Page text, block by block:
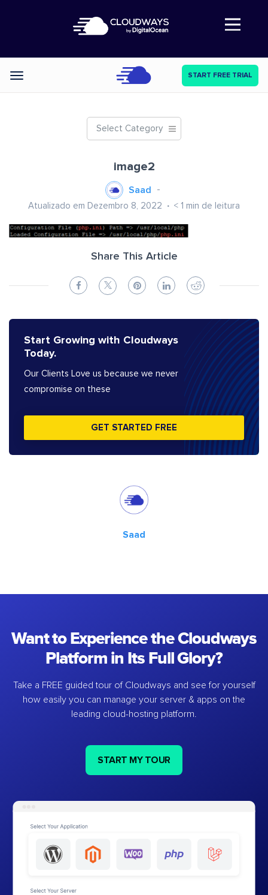
Abre a navegação
Categories START FREE TRIAL
Select Category
image2
Saad
Atualizado em Dezembro 8, 2022 < 1 min de leitura
Share This Article
Start Growing with Cloudways
Today.
Our Clients Love us because we never
compromise on these
GET STARTED FREE
Saad
Want to Experience the Cloudways
Platform in Its Full Glory?
Take a FREE guided tour of Cloudways and see for yourself
how easily you can manage your server & apps on the
leading cloud-hosting platform.
START MY TOUR